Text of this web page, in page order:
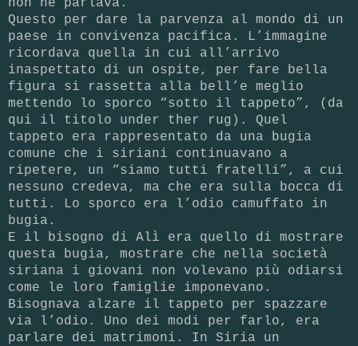
Questo per dare la parvenza al mondo di un
paese in convivenza pacifica. L’immagine
ricordava quella in cui all’arrivo
inaspettato di un ospite, per fare bella
figura si rassetta alla bell’e meglio
mettendo lo sporco “sotto il tappeto”, (da
qui il titolo under ther rug). Quel
tappeto era rappresentato da una bugia
comune che i siriani continuavano a
ripetere, un “siamo tutti fratelli”, a cui
nessuno credeva, ma che era sulla bocca di
tutti. Lo sporco era l’odio camuffato in
bugia.
E il bisogno di Alì era quello di mostrare
questa bugia, mostrare che nella società
siriana i giovani non volevano più odiarsi
come le loro famiglie imponevano.
Bisognava alzare il tappeto per spazzare
via l’odio. Uno dei modi per farlo, era
parlare dei matrimoni. In Siria un